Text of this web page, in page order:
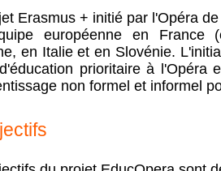
Erasmus + initié par l'Opéra
européenne en
en Italie et en Slovénie.
prioritaire à l'Opéra
non formel et informel